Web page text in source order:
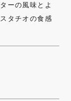
ーの風味とよ
タチオの食感